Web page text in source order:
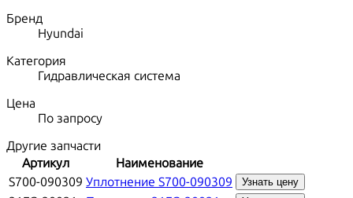
Бренд
Hyundai
Категория
Гидравлическая система
Цена
По запросу
Другие запчасти
Артикул
Наименование
S700-090309 Уплотнение S700-090309 Узнать цену